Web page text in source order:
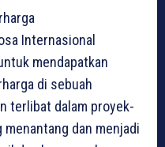
Internasional
mendapatkan
di sebuah
terlibat dalam proyek-
dan menjadi